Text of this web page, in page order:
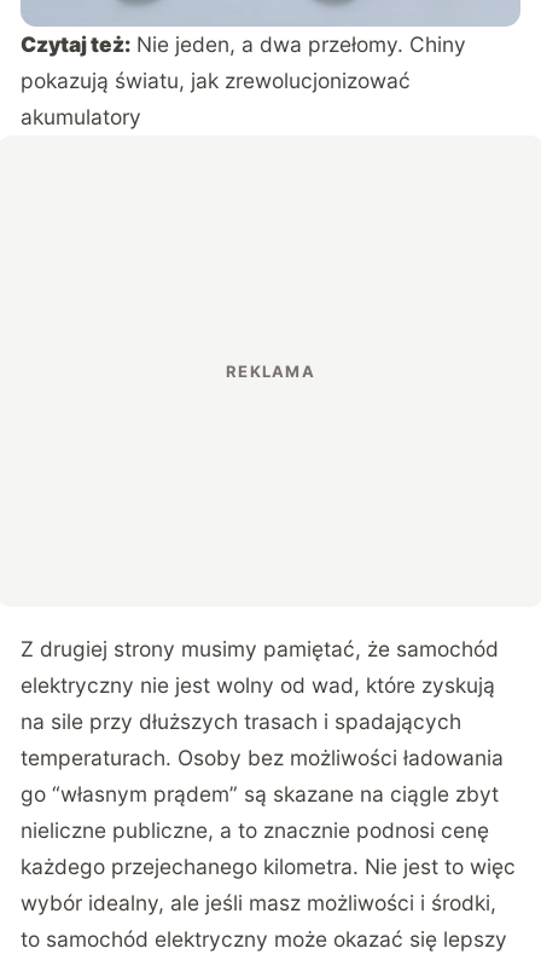
Czytaj też: Nie jeden, a dwa przełomy. Chiny
pokazują światu, jak zrewolucjonizować
akumulatory
Z drugiej strony musimy pamiętać, że samochód
elektryczny nie jest wolny od wad, które zyskują
na sile przy dłuższych trasach i spadających
temperaturach. Osoby bez możliwości ładowania
go “własnym prądem” są skazane na ciągle zbyt
nieliczne publiczne, a to znacznie podnosi cenę
każdego przejechanego kilometra. Nie jest to więc
wybór idealny, ale jeśli masz możliwości i środki,
to samochód elektryczny może okazać się lepszy